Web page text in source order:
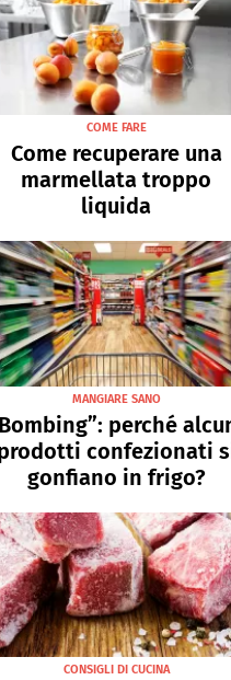
COME FARE
Come recuperare una
marmellata troppo
liquida
MANGIARE SANO
perché
confezionati
gonfiano in frigo?
CONSIGLI DI CUCINA